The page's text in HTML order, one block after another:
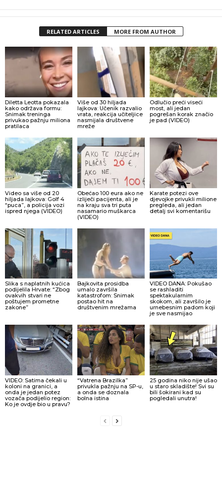
RELATED ARTICLES MORE FROM AUTHOR
Diletta Leotta pokazala
kako održava formu:
Snimak treninga
privukao pažnju miliona
pratilaca
Više od 30 hiljada
lajkova: Učenik razvalio
vrata, reakcija učiteljice
nasmijala društvene
mreže
Odlučio preći viseći
most, ali jedan
pogrešan korak značio
je pad (VIDEO)
Video sa više od 20
hiljada lajkova: Golf 4
“puca”, a policija vozi
ispred njega (VIDEO)
Obećao 100 eura ako ne
izliječi pacijenta, ali je
na kraju sva tri puta
nasamario muškarca
(VIDEO)
Karate potezi ove
djevojke privukli milione
pregleda, ali jedan
detalj svi komentarišu
Slika s naplatnih kućica
podijelila Hrvate: “Zbog
ovakvih stvari ne
poštujem prometne
zakone”
Bajkovita prosidba
umalo završila
katastrofom: Snimak
postao hit na
društvenim mrežama
VIDEO DANA: Pokušao
se rashladiti
spektakularnim
skokom, ali završilo je
urnebesnim padom koji
je sve nasmijao
VIDEO: Satima čekali u
koloni na granici, a
onda je jedan potez
vozača podijelio region:
Ko je ovdje bio u pravu?
“Vatrena Brazilka”
privukla pažnju na SP-u,
a onda se doznala
bolna istina
25 godina niko nije ušao
u staro skladište! Svi su
bili šokirani kad su
pogledali unutra!